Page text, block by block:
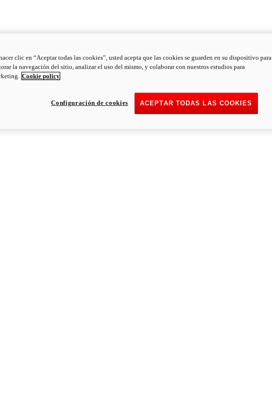
clic en “Aceptar todas las cookies”, usted acepta que las cookies se guarden en su dispositivo para
la navegación del sitio, analizar el uso del mismo, y colaborar con nuestros estudios para
Cookie policy
ACEPTAR TODAS LAS COOKIES
Configuración de cookies